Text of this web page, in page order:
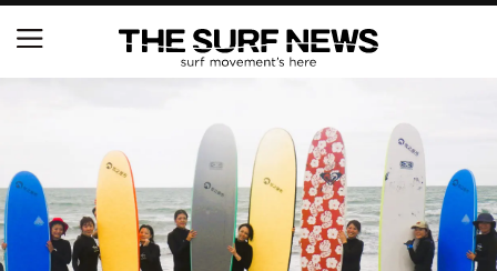
NSAと茅ヶ崎市が包括連携協定を締結 自治体との
【五十嵐カノア独占インタビュー】旧友レオ、ジャ
ックとの豪華プライベートセッション
S.ONE ショート＆ロング開幕戦・現地リポート（高
橋みなと）